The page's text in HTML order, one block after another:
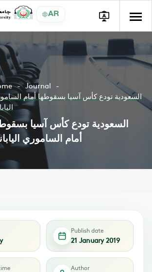
AR
Journal
السعودية تودع كأس آسيا بسقوطها أمام
السعودية تودع كأس آسيا
أمام الساموري
Publish date
21 January 2019
Author